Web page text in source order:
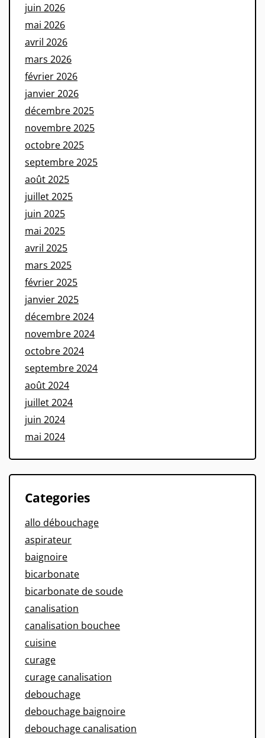
juin 2026
mai 2026
avril 2026
mars 2026
février 2026
janvier 2026
décembre 2025
novembre 2025
octobre 2025
septembre 2025
août 2025
juillet 2025
juin 2025
mai 2025
avril 2025
mars 2025
février 2025
janvier 2025
décembre 2024
novembre 2024
octobre 2024
septembre 2024
août 2024
juillet 2024
juin 2024
mai 2024
Categories
allo débouchage
aspirateur
baignoire
bicarbonate
bicarbonate de soude
canalisation
canalisation bouchee
cuisine
curage
curage canalisation
debouchage
debouchage baignoire
debouchage canalisation